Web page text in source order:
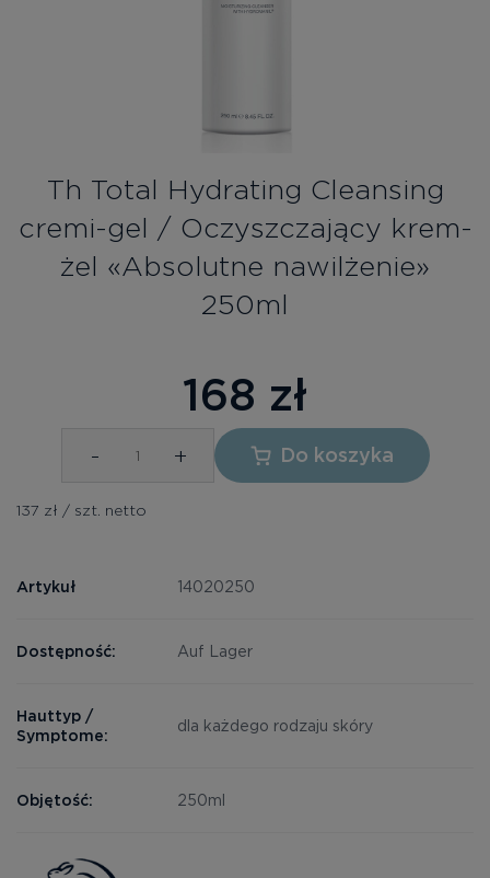
Th Total Hydrating Cleansing
cremi-gel / Oczyszczający krem-
żel «Absolutne nawilżenie»
250ml
168 zł
- + Do koszyka
137 zł / szt. netto
Artykuł 14020250
Dostępność: Auf Lager
Hauttyp /
Symptome:
dla każdego rodzaju skóry
Objętość: 250ml